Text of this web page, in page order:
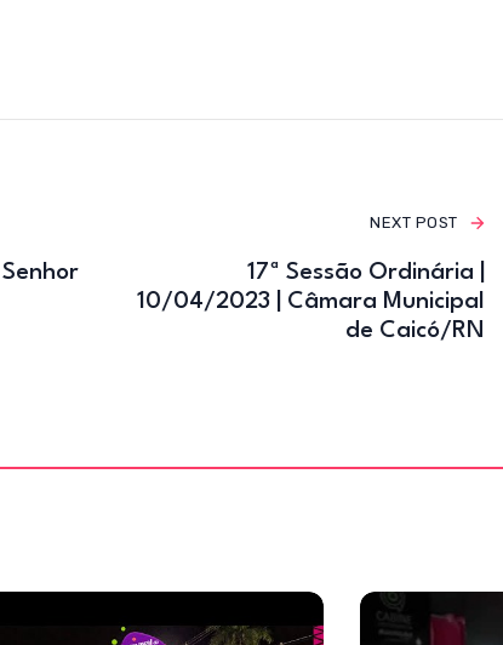
NEXT POST
17ª Sessão Ordinária |
10/04/2023 | Câmara Municipal
de Caicó/RN